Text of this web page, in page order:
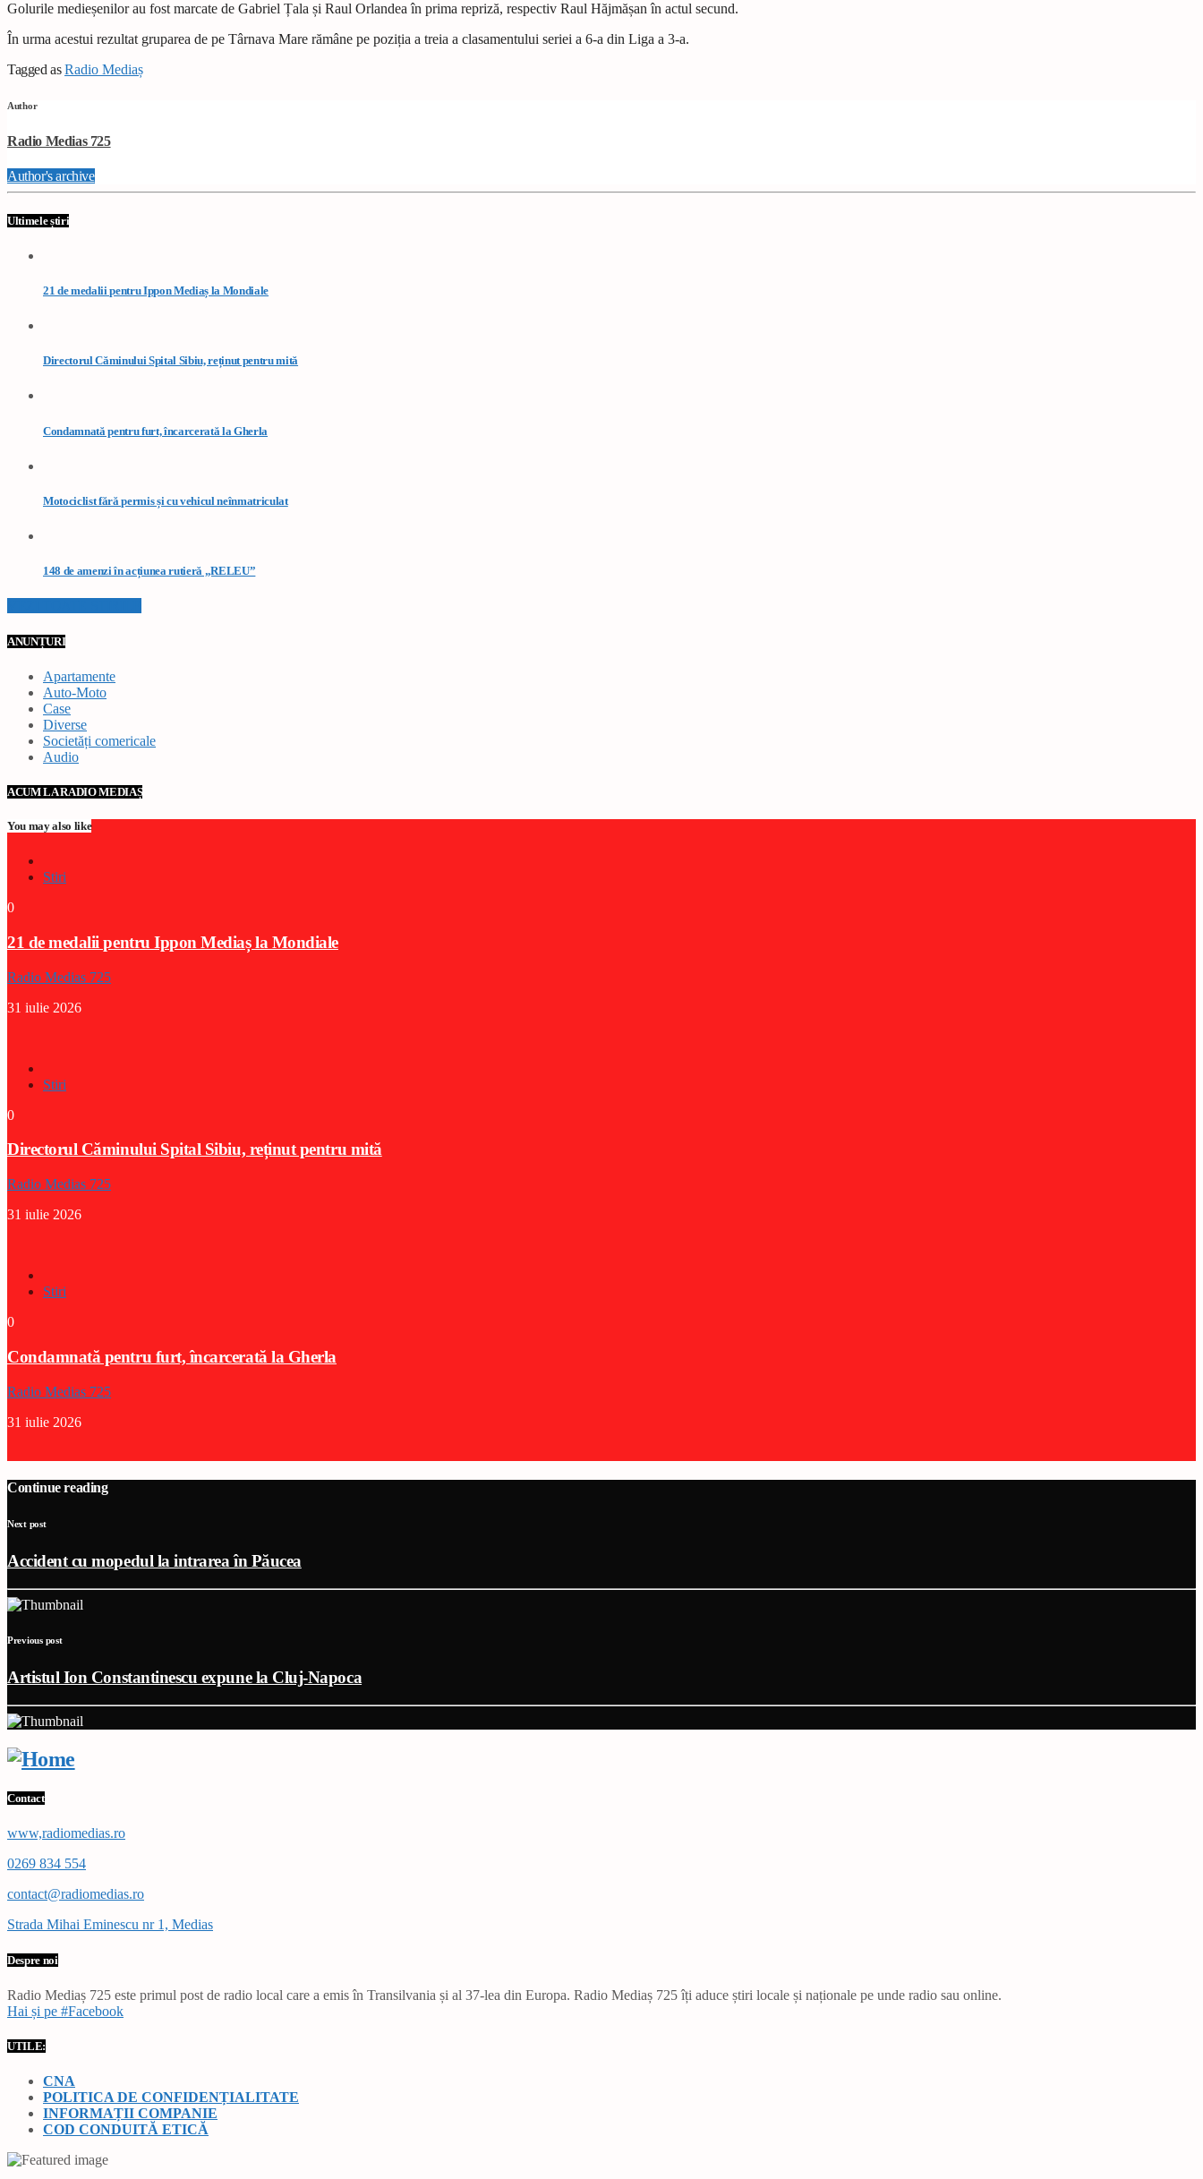
Golurile medieșenilor au fost marcate de Gabriel Țala și Raul Orlandea în prima repriză, respectiv Raul Hăjmășan în actul secund.
În urma acestui rezultat gruparea de pe Târnava Mare rămâne pe poziția a treia a clasamentului seriei a 6-a din Liga a 3-a.
Tagged asRadio Mediaș
Author
Radio Medias 725
Author's archive
Ultimele știri
21 de medalii pentru Ippon Mediaș la Mondiale
Directorul Căminului Spital Sibiu, reținut pentru mită
Condamnată pentru furt, încarcerată la Gherla
Motociclist fără permis și cu vehicul neînmatriculat
148 de amenzi în acțiunea rutieră „RELEU”
ANUNȚURI
Apartamente
Auto-Moto
Case
Diverse
Societăți comericale
Audio
ACUM LA RADIO MEDIAȘ
You may also like
Stiri
0
21 de medalii pentru Ippon Mediaș la Mondiale
Radio Medias 725
31 iulie 2026
Stiri
0
Directorul Căminului Spital Sibiu, reținut pentru mită
Radio Medias 725
31 iulie 2026
Stiri
0
Condamnată pentru furt, încarcerată la Gherla
Radio Medias 725
31 iulie 2026
Continue reading
Next post
Accident cu mopedul la intrarea în Păucea
Previous post
Artistul Ion Constantinescu expune la Cluj-Napoca
Contact
www,radiomedias.ro
0269 834 554
contact@radiomedias.ro
Strada Mihai Eminescu nr 1, Medias
Despre noi
Radio Mediaș 725 este primul post de radio local care a emis în Transilvania și al 37-lea din Europa. Radio Mediaș 725 îți aduce știri locale și naționale pe unde radio sau online.
Hai și pe #Facebook
UTILE:
CNA
POLITICA DE CONFIDENȚIALITATE
INFORMAȚII COMPANIE
COD CONDUITĂ ETICĂ